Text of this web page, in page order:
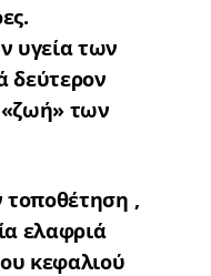
υγεία των
δεύτερον
«ζωή» των
τοποθέτηση ,
ελαφριά
κεφαλιού